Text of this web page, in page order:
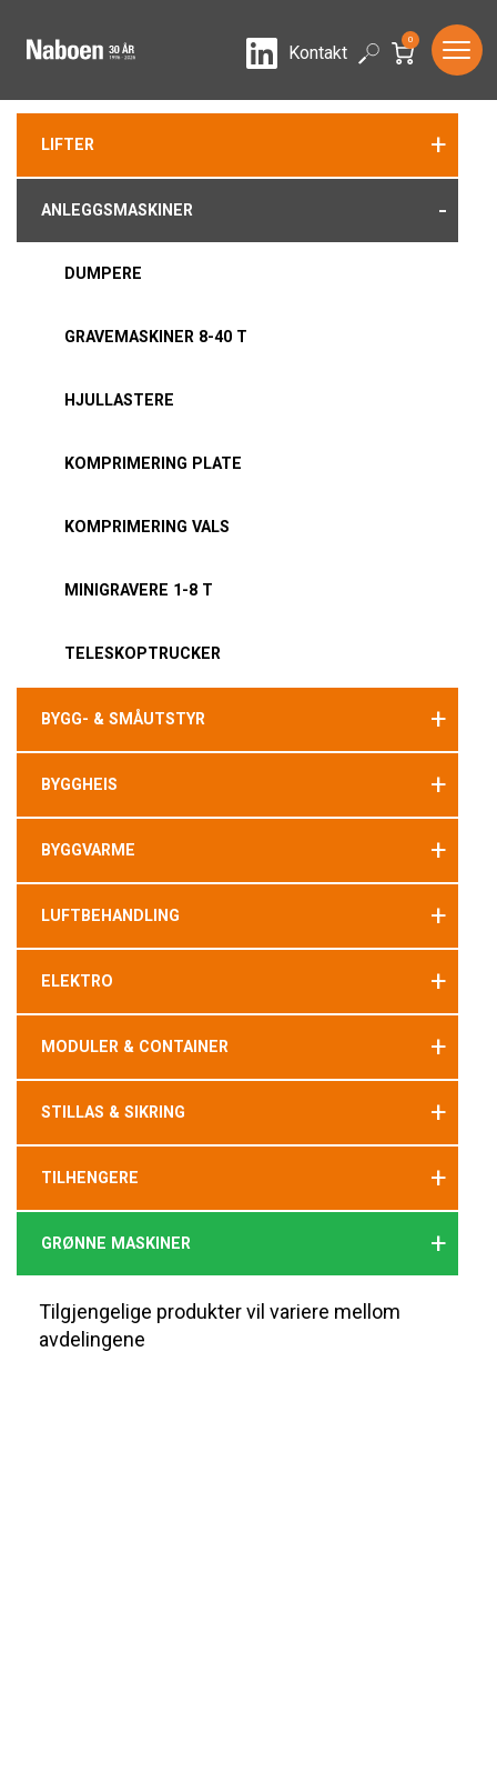
LinkedIn
Kontakt Search
0
LIFTER +
ANLEGGSMASKINER -
DUMPERE
GRAVEMASKINER 8-40 T
HJULLASTERE
KOMPRIMERING PLATE
KOMPRIMERING VALS
MINIGRAVERE 1-8 T
TELESKOPTRUCKER
BYGG- & SMÅUTSTYR +
BYGGHEIS +
BYGGVARME +
LUFTBEHANDLING +
ELEKTRO +
MODULER & CONTAINER +
STILLAS & SIKRING +
TILHENGERE +
GRØNNE MASKINER +
Tilgjengelige produkter vil variere mellom
avdelingene